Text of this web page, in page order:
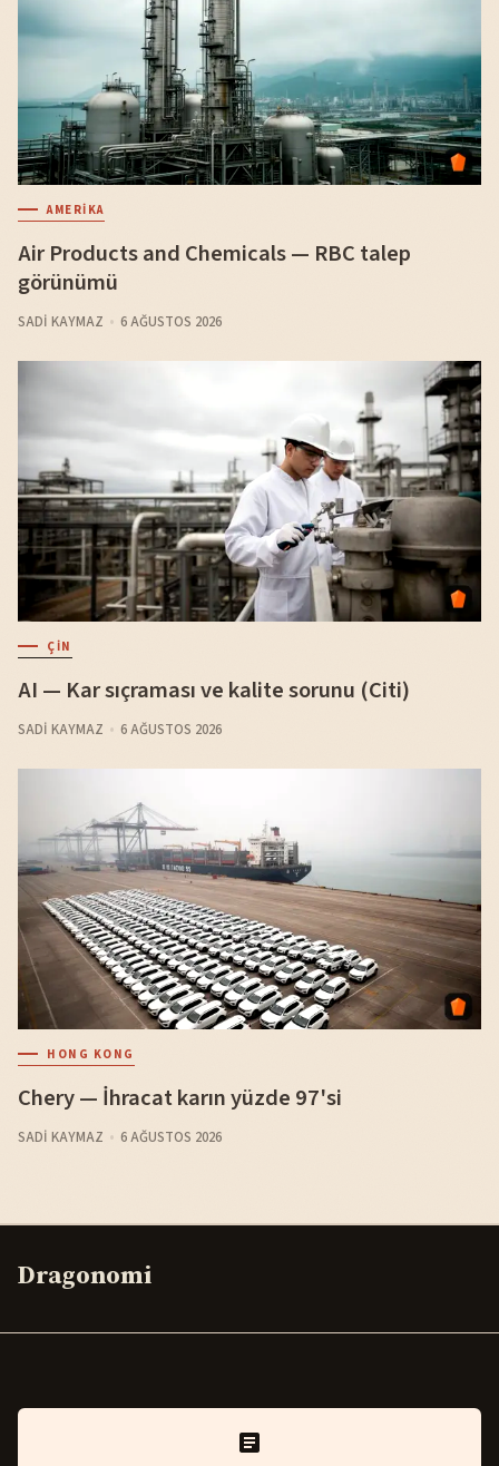
AMERIKA
Air Products and Chemicals — RBC talep
görünümü
SADI KAYMAZ 6 AĞUSTOS 2026
ÇIN
AI — Kar sıçraması ve kalite sorunu (Citi)
SADI KAYMAZ 6 AĞUSTOS 2026
HONG KONG
Chery — İhracat karın yüzde 97'si
SADI KAYMAZ 6 AĞUSTOS 2026
Dragonomi